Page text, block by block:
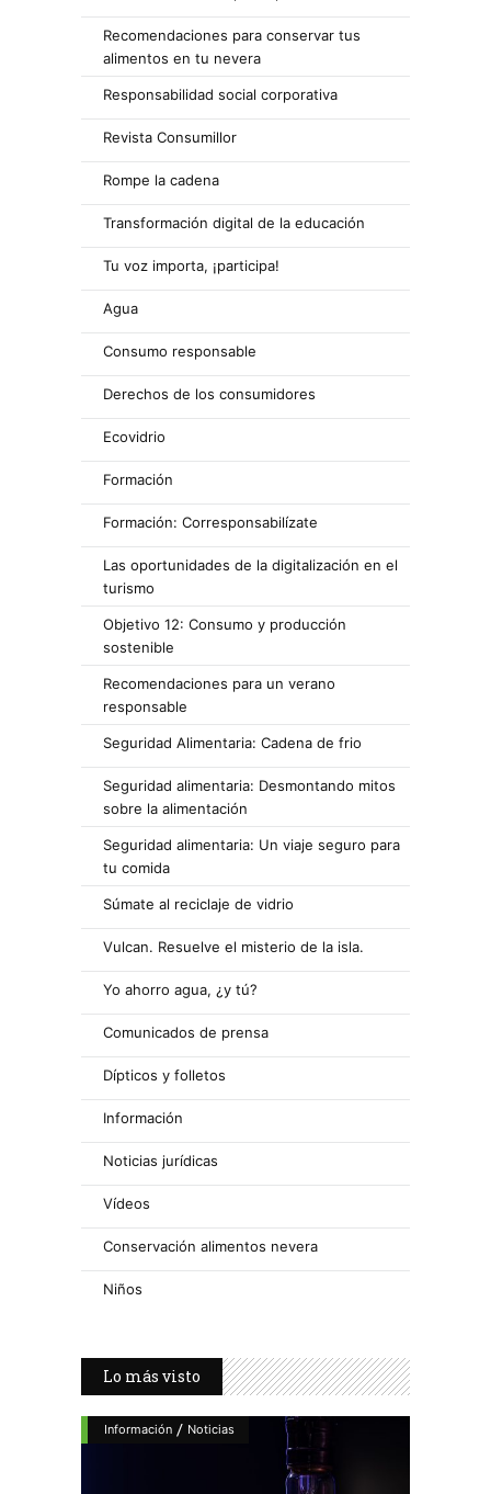
Recomendaciones para conservar tus
alimentos en tu nevera
Responsabilidad social corporativa
Revista Consumillor
Rompe la cadena
Transformación digital de la educación
Tu voz importa, ¡participa!
Agua
Consumo responsable
Derechos de los consumidores
Ecovidrio
Formación
Formación: Corresponsabilízate
Las oportunidades de la digitalización en el
turismo
Objetivo 12: Consumo y producción
sostenible
Recomendaciones para un verano
responsable
Seguridad Alimentaria: Cadena de frio
Seguridad alimentaria: Desmontando mitos
sobre la alimentación
Seguridad alimentaria: Un viaje seguro para
tu comida
Súmate al reciclaje de vidrio
Vulcan. Resuelve el misterio de la isla.
Yo ahorro agua, ¿y tú?
Comunicados de prensa
Dípticos y folletos
Información
Noticias jurídicas
Vídeos
Conservación alimentos nevera
Niños
Lo más visto
Información / Noticias